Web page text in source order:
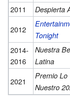
2011 Despierta
2012
Tonight
2014-
2016
Nuestra
Latina
2021
Premio Lo
Nuestro